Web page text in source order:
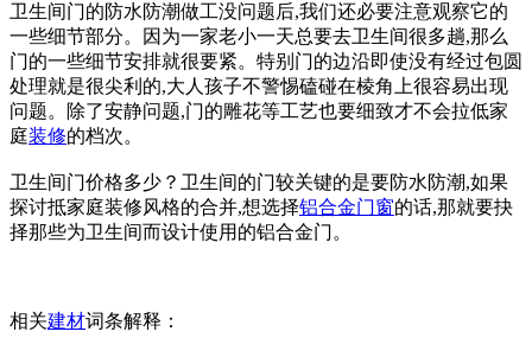
卫生间门的防水防潮做工没问题后,我们还必要注意观察它的
一些细节部分。因为一家老小一天总要去卫生间很多趟,那么
门的一些细节安排就很要紧。特别门的边沿即使没有经过包圆
处理就是很尖利的,大人孩子不警惕磕碰在棱角上很容易出现
问题。除了安静问题,门的雕花等工艺也要细致才不会拉低家
庭装修的档次。
卫生间门价格多少？卫生间的门较关键的是要防水防潮,如果
探讨抵家庭装修风格的合并,想选择铝合金门窗的话,那就要抉
择那些为卫生间而设计使用的铝合金门。
相关建材词条解释：